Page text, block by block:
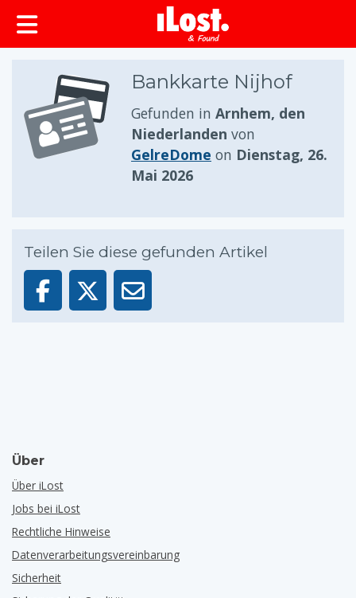
springen
Bankkarte Nijhof
Gefunden in Arnhem, den
Niederlanden von
GelreDome on Dienstag, 26.
Mai 2026
Teilen Sie diese gefunden Artikel
Über
Über iLost
Jobs bei iLost
Rechtliche Hinweise
Datenverarbeitungsvereinbarung
Sicherheit